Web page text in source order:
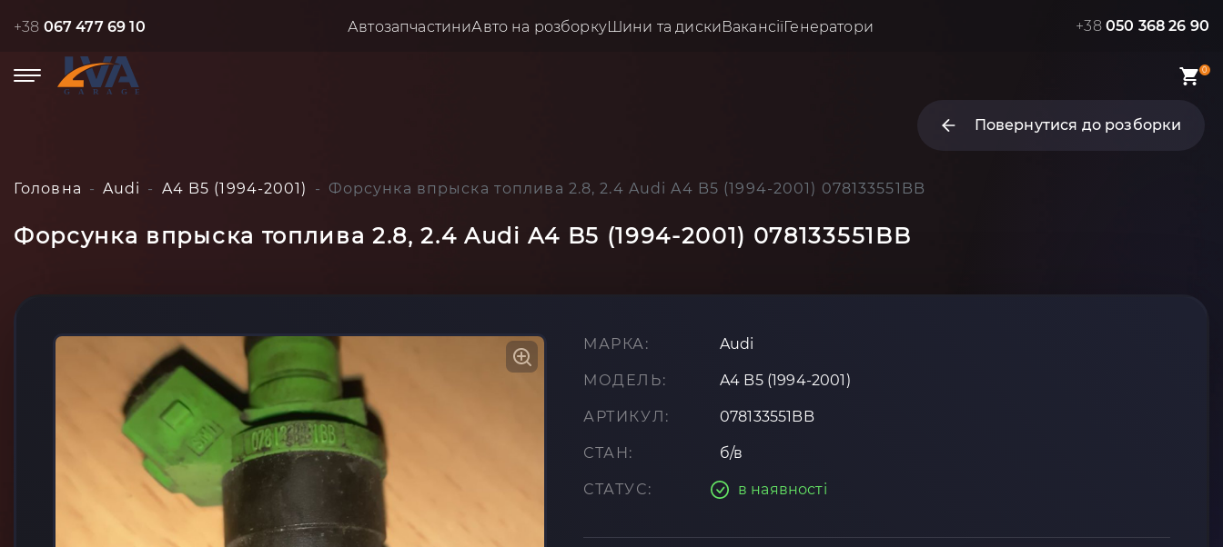
+38 067 477 69 10 АвтозапчастиниАвто на розборкуШини та дискиВакансіїГенератори +38 050 368 26 90
0
Повернутися до розборки
Головна Audi A4 B5 (1994-2001) Форсунка впрыска топлива 2.8, 2.4 Audi A4 B5 (1994-2001) 078133551BB
Форсунка впрыска топлива 2.8, 2.4 Audi A4 B5 (1994-2001) 078133551BB
МАРКА: Audi
МОДЕЛЬ: A4 B5 (1994-2001)
АРТИКУЛ: 078133551BB
СТАН: б/в
СТАТУС: в наявності